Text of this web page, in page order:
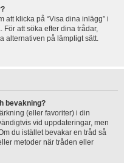
att klicka på “Visa dina inlägg” i
att söka efter dina trådar,
alternativen på lämpligt sätt.
bevakning?
(eller favoriter) i din
vid uppdateringar, men
du istället bevakar en tråd så
metoder när tråden eller